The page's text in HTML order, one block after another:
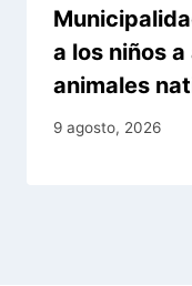
a los niños
animales
9 agosto, 2026